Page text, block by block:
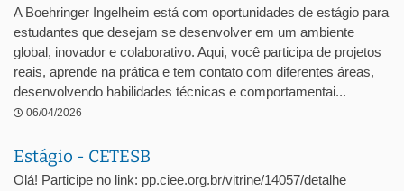
A Boehringer Ingelheim está com oportunidades de estágio para
estudantes que desejam se desenvolver em um ambiente
global, inovador e colaborativo. Aqui, você participa de projetos
reais, aprende na prática e tem contato com diferentes áreas,
desenvolvendo habilidades técnicas e comportamentai...
06/04/2026
Estágio - CETESB
Olá! Participe no link: pp.ciee.org.br/vitrine/14057/detalhe